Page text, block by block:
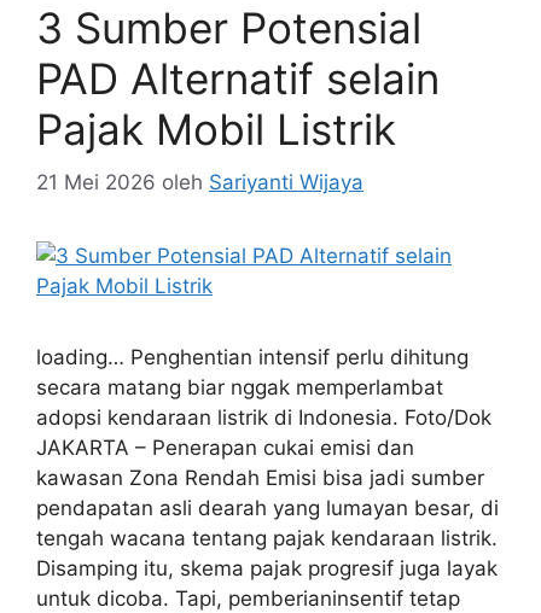
3 Sumber Potensial
PAD Alternatif selain
Pajak Mobil Listrik
21 Mei 2026 oleh Sariyanti Wijaya
loading… Penghentian intensif perlu dihitung
secara matang biar nggak memperlambat
adopsi kendaraan listrik di Indonesia. Foto/Dok
JAKARTA – Penerapan cukai emisi dan
kawasan Zona Rendah Emisi bisa jadi sumber
pendapatan asli dearah yang lumayan besar, di
tengah wacana tentang pajak kendaraan listrik.
Disamping itu, skema pajak progresif juga layak
untuk dicoba. Tapi, pemberianinsentif tetap